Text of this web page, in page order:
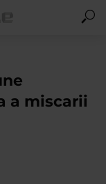
a miscarii